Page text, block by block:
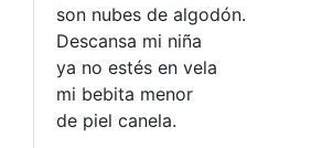
son nubes de algodón.
Descansa mi niña
ya no estés en vela
mi bebita menor
de piel canela.